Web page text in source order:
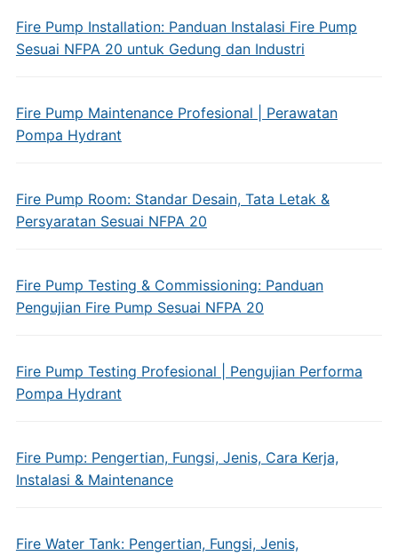
Fire Pump Installation: Panduan Instalasi Fire Pump
Sesuai NFPA 20 untuk Gedung dan Industri
Fire Pump Maintenance Profesional | Perawatan
Pompa Hydrant
Fire Pump Room: Standar Desain, Tata Letak &
Persyaratan Sesuai NFPA 20
Fire Pump Testing & Commissioning: Panduan
Pengujian Fire Pump Sesuai NFPA 20
Fire Pump Testing Profesional | Pengujian Performa
Pompa Hydrant
Fire Pump: Pengertian, Fungsi, Jenis, Cara Kerja,
Instalasi & Maintenance
Fire Water Tank: Pengertian, Fungsi, Jenis,